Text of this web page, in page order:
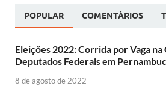
POPULAR COMENTÁRIOS
Eleições 2022: Corrida por Vaga na
Deputados Federais em
8 de agosto de 2022